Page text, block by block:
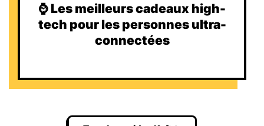
⌚️ Les meilleurs cadeaux high-
tech pour les personnes ultra-
connectées